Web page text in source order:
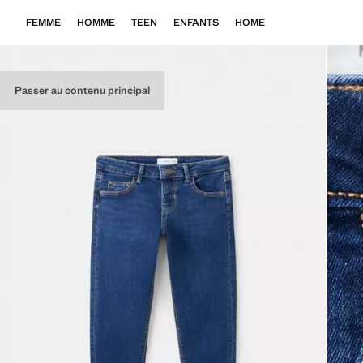
Passer au contenu principal
FEMME HOMME TEEN ENFANTS HOME